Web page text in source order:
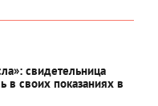
свидетельница
в своих показаниях в